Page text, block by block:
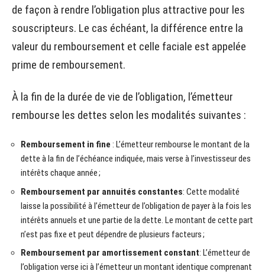
de façon à rendre l’obligation plus attractive pour les
souscripteurs. Le cas échéant, la différence entre la
valeur du remboursement et celle faciale est appelée
prime de remboursement.
À la fin de la durée de vie de l’obligation, l’émetteur
rembourse les dettes selon les modalités suivantes :
Remboursement in fine : L’émetteur rembourse le montant de la
dette à la fin de l’échéance indiquée, mais verse à l’investisseur des
intérêts chaque année ;
Remboursement par annuités constantes: Cette modalité
laisse la possibilité à l’émetteur de l’obligation de payer à la fois les
intérêts annuels et une partie de la dette. Le montant de cette part
n’est pas fixe et peut dépendre de plusieurs facteurs ;
Remboursement par amortissement constant: L’émetteur de
l’obligation verse ici à l’émetteur un montant identique comprenant